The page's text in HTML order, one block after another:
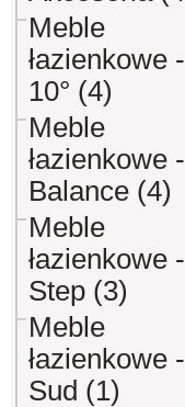
Meble
łazienkowe -
10° (4)
Meble
łazienkowe -
Balance (4)
Meble
łazienkowe -
Step (3)
Meble
łazienkowe -
Sud (1)